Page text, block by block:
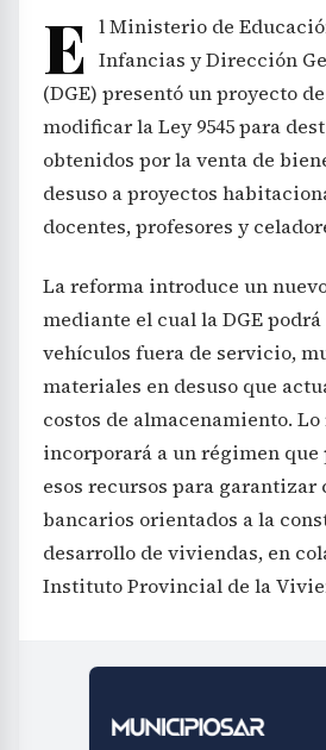
E l Ministerio de
Infancias y Dirección
(DGE) presentó un proyecto
modificar la Ley 9545 para
obtenidos por la venta de
desuso a proyectos
docentes, profesores y
La reforma introduce un
mediante el cual la DGE
vehículos fuera de servicio,
materiales en desuso que
costos de almacenamiento. Lo
incorporará a un régimen
esos recursos para garantizar
bancarios orientados a la
desarrollo de viviendas, en
Instituto Provincial de la